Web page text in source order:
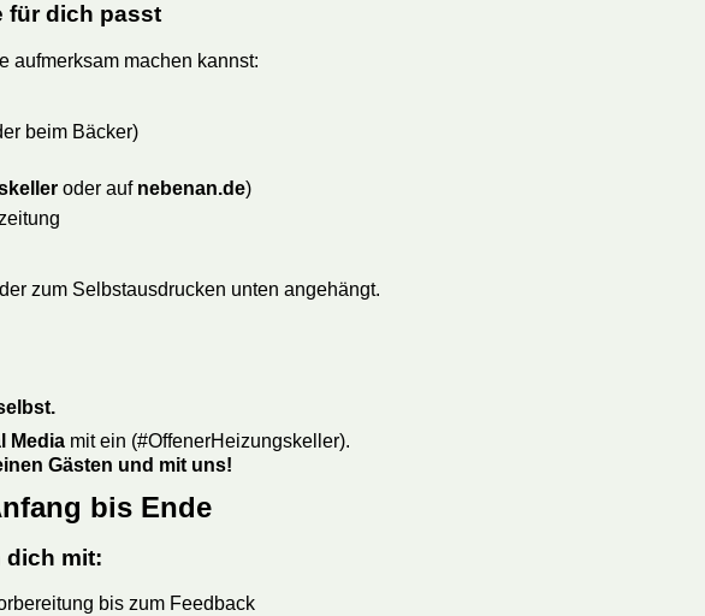
für dich passt
aufmerksam machen kannst:
beim Bäcker)
oder auf nebenan.de)
zum Selbstausdrucken unten angehängt.
Media mit ein (#OffenerHeizungskeller).
Gästen und mit uns!
bis Ende
dich mit:
bis zum Feedback